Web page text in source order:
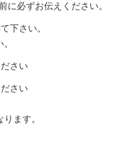
に必ずお伝えください。
下さい。
さい
さい
ます。